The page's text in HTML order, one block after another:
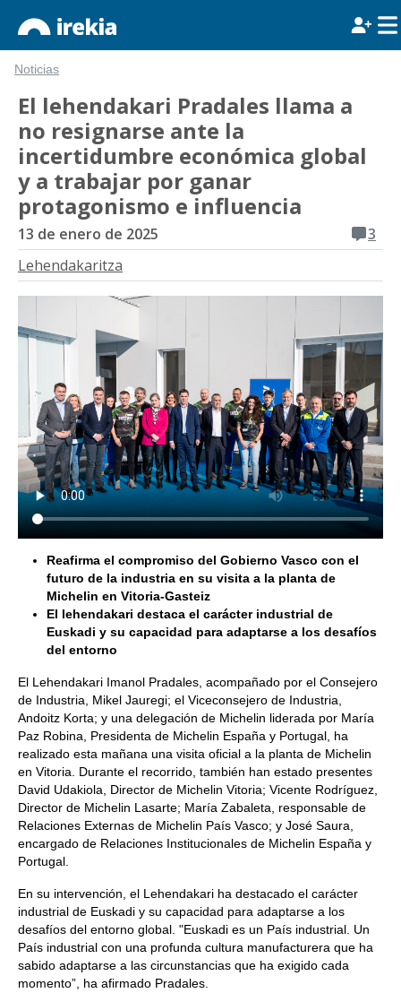
Noticias
El lehendakari Pradales llama a
no resignarse ante la
incertidumbre económica global
y a trabajar por ganar
protagonismo e influencia
13 de enero de 2025
3
Lehendakaritza
Reafirma el compromiso del Gobierno Vasco con el
futuro de la industria en su visita a la planta de
Michelin en Vitoria-Gasteiz
El lehendakari destaca el carácter industrial de
Euskadi y su capacidad para adaptarse a los desafíos
del entorno
El Lehendakari Imanol Pradales, acompañado por el Consejero
de Industria, Mikel Jauregi; el Viceconsejero de Industria,
Andoitz Korta; y una delegación de Michelin liderada por María
Paz Robina, Presidenta de Michelin España y Portugal, ha
realizado esta mañana una visita oficial a la planta de Michelin
en Vitoria. Durante el recorrido, también han estado presentes
David Udakiola, Director de Michelin Vitoria; Vicente Rodríguez,
Director de Michelin Lasarte; María Zabaleta, responsable de
Relaciones Externas de Michelin País Vasco; y José Saura,
encargado de Relaciones Institucionales de Michelin España y
Portugal.
En su intervención, el Lehendakari ha destacado el carácter
industrial de Euskadi y su capacidad para adaptarse a los
desafíos del entorno global. "Euskadi es un País industrial. Un
País industrial con una profunda cultura manufacturera que ha
sabido adaptarse a las circunstancias que ha exigido cada
momento”, ha afirmado Pradales.